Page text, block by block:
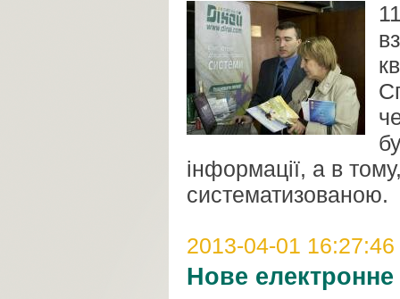
інформації, а в
систематизованою.
2013-04-01 16:27:46
Нове електронне